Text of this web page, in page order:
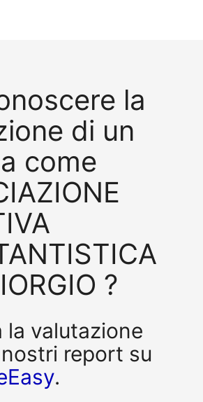
la
di un
come
?
la valutazione
report su
.